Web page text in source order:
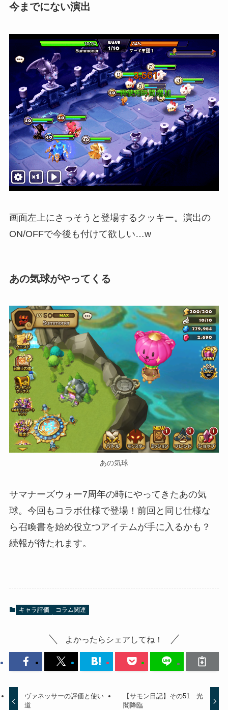
今までにない演出
画面左上にさっそうと登場するクッキー。演出の
ON/OFFで今後も付けて欲しい…w
あの気球がやってくる
あの気球
サマナーズウォー7周年の時にやってきたあの気
球。今回もコラボ仕様で登場！前回と同じ仕様な
ら召喚書を始め役立つアイテムが手に入るかも？
続報が待たれます。
キャラ評価 コラム関連
よかったらシェアしてね！
ヴァネッサーの評価と使い
道
【サモン日記】その51 光
闇降臨